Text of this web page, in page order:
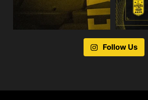
Follow Us